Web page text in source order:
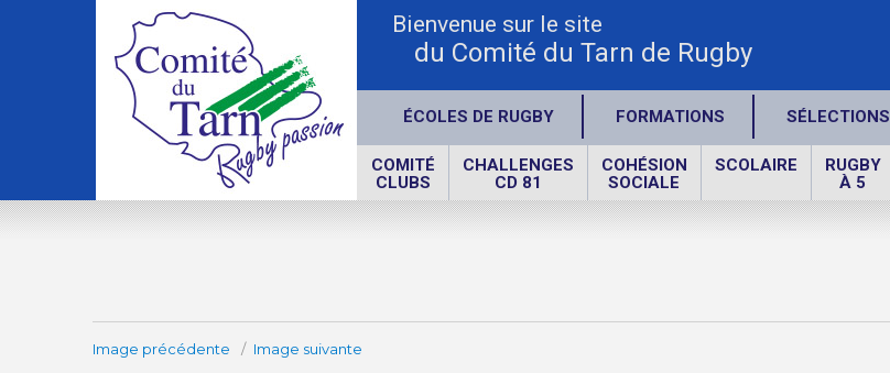
Bienvenue sur le site
du Comité du Tarn de Rugby
ÉCOLES DE RUGBY FORMATIONS SÉLECTIONS
COMITÉ
CLUBS
CHALLENGES
CD 81
COHÉSION
SOCIALE
SCOLAIRE
RUGBY
À 5
Image précédente Image suivante